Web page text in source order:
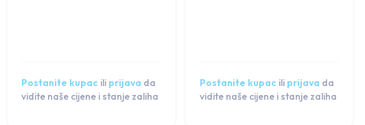
Postanite kupac ili prijava da
vidite naše cijene i stanje zaliha
Postanite kupac ili prijava da
vidite naše cijene i stanje zaliha